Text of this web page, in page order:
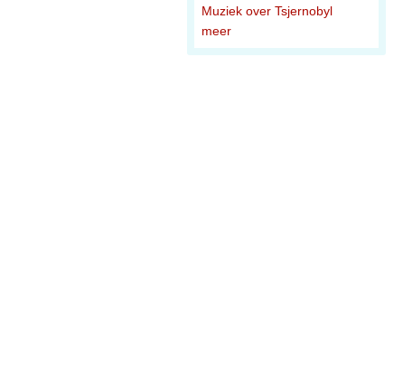
Muziek over Tsjernobyl
meer